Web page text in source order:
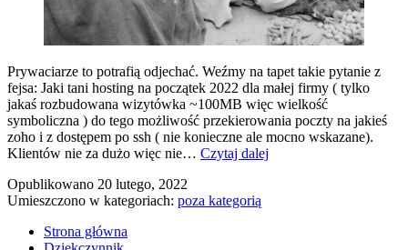
Prywaciarze to potrafią odjechać. Weźmy na tapet takie pytanie z
fejsa: Jaki tani hosting na początek 2022 dla małej firmy ( tylko
jakaś rozbudowana wizytówka ~100MB więc wielkość
symboliczna ) do tego możliwość przekierowania poczty na jakieś
zoho i z dostępem po ssh ( nie konieczne ale mocno wskazane).
Klientów nie za dużo więc nie… Czytaj dalej
Opublikowano 20 lutego, 2022
Umieszczono w kategoriach: poza kategorią
Strona główna